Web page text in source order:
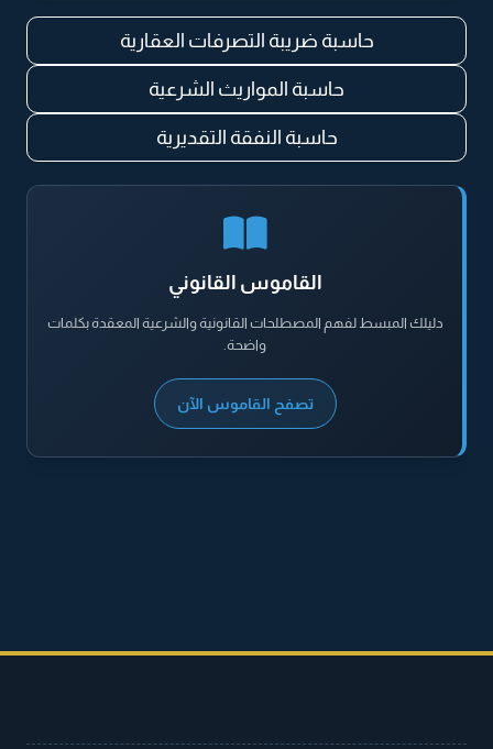
حاسبة ضريبة التصرفات العقارية
حاسبة المواريث الشرعية
حاسبة النفقة التقديرية
القاموس القانوني
دليلك المبسط لفهم المصطلحات القانونية والشرعية المعقدة بكلمات
واضحة.
تصفح القاموس الآن